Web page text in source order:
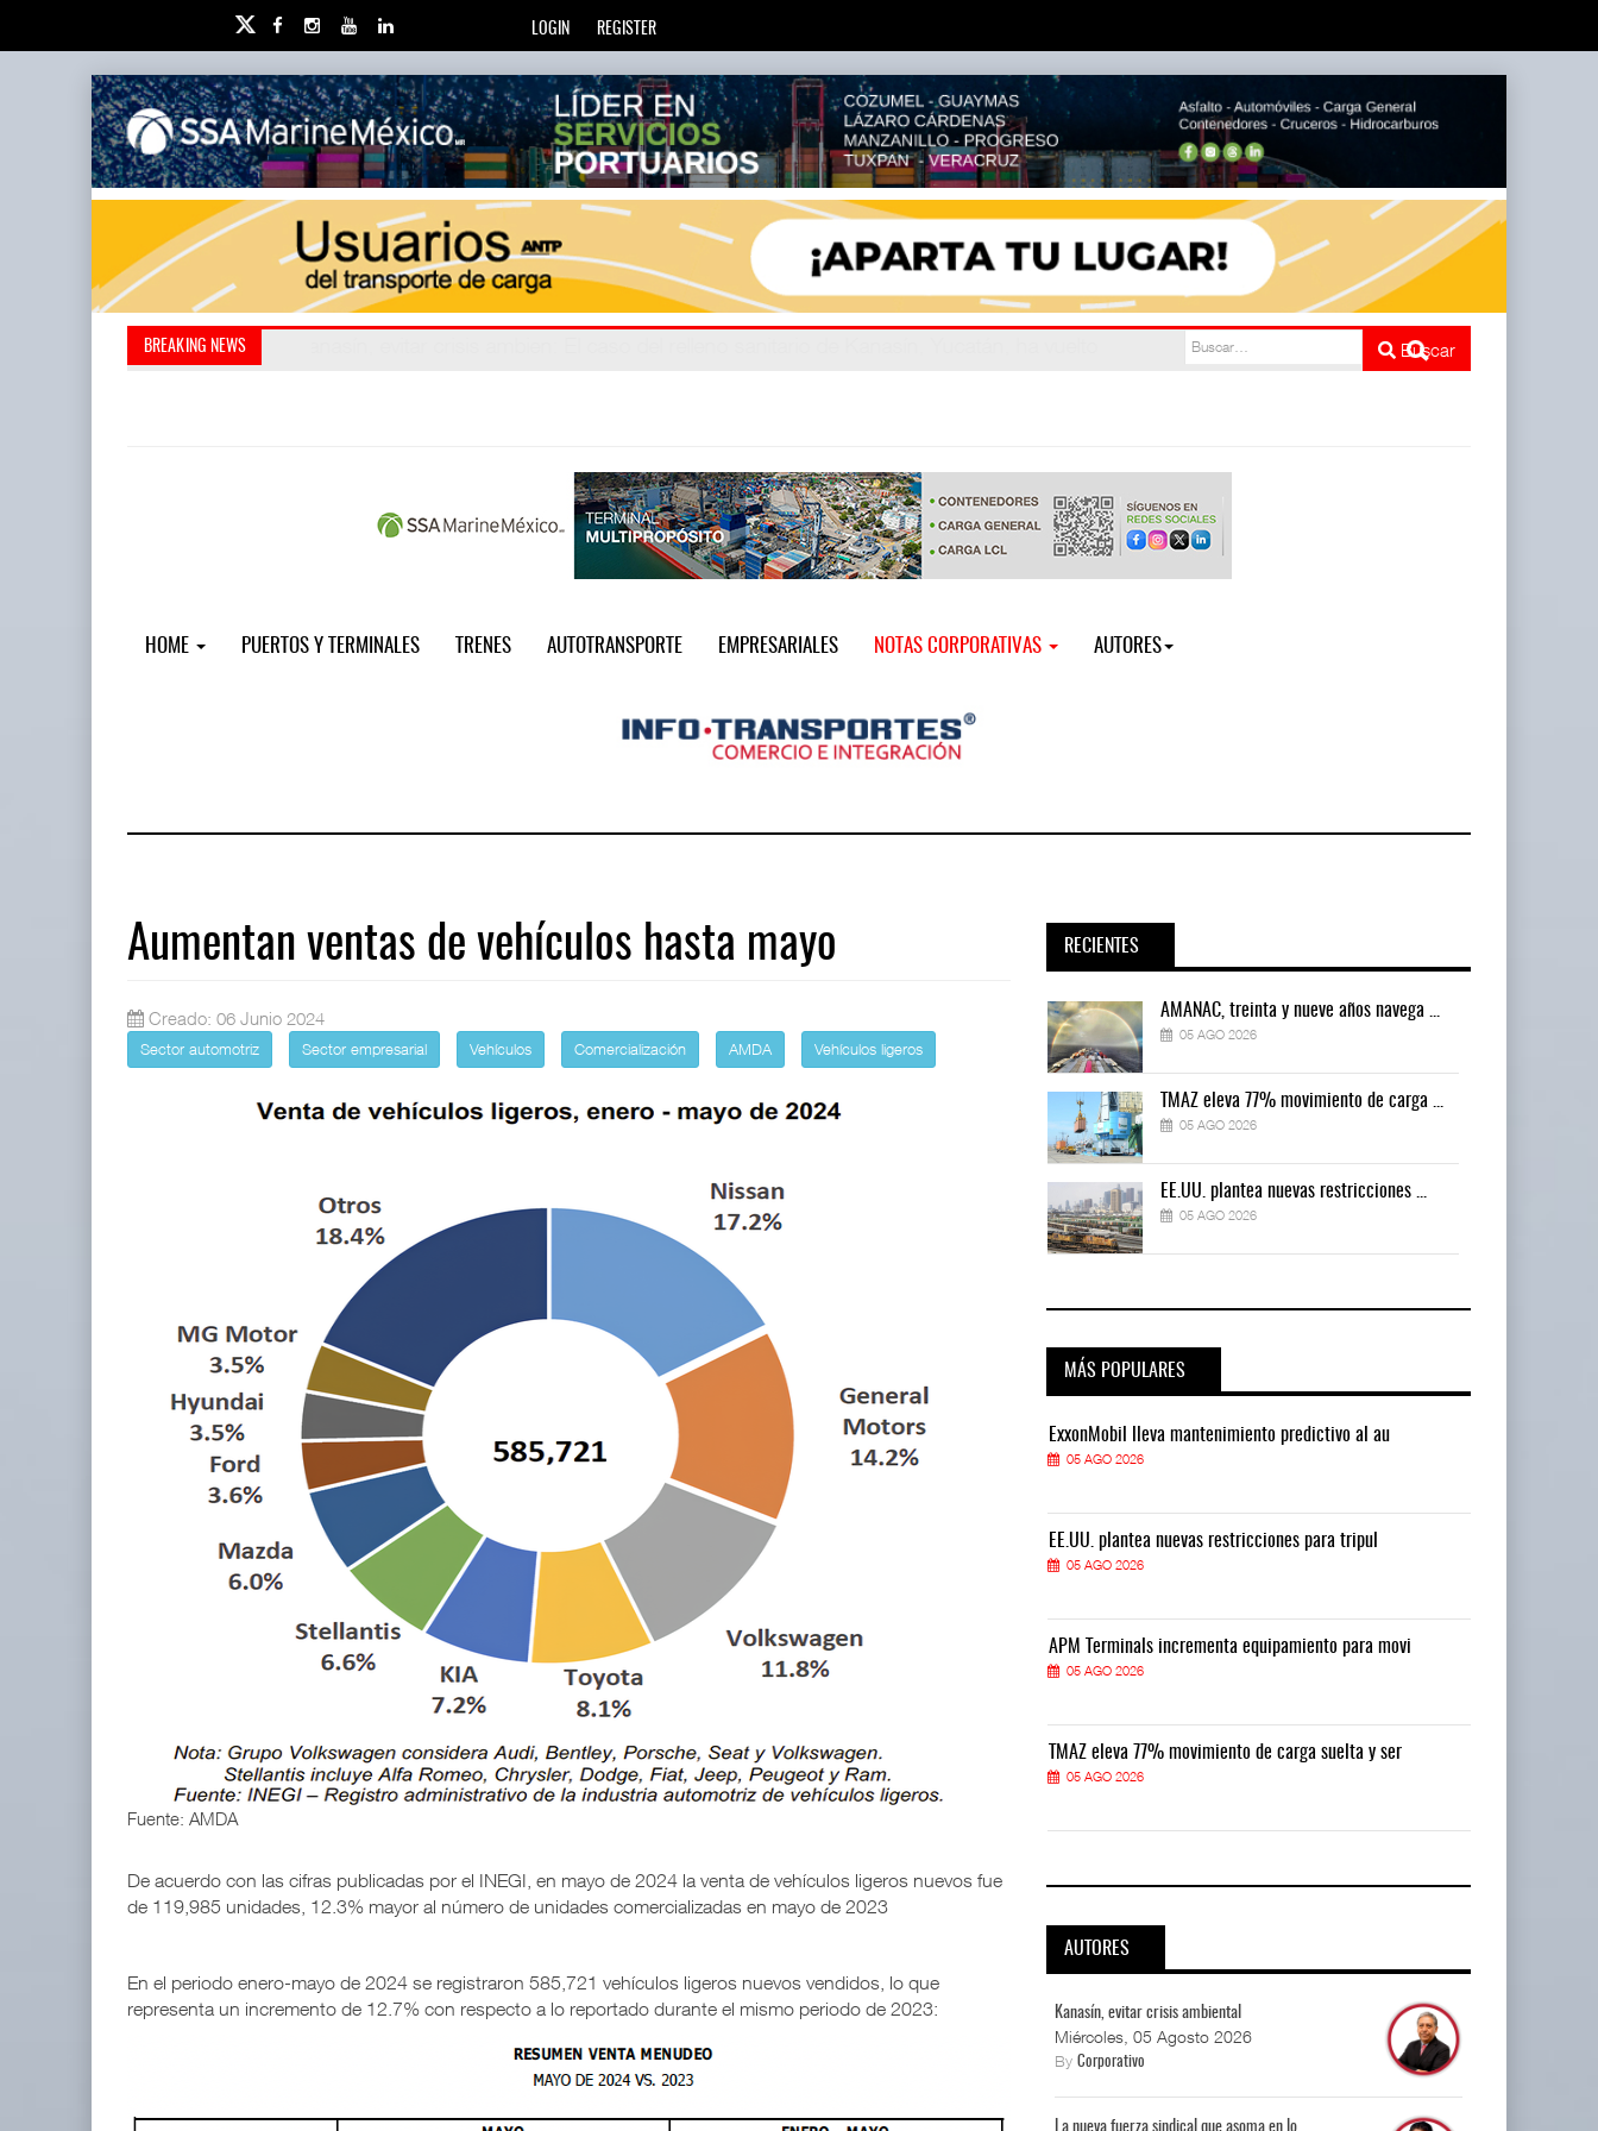
LOGIN REGISTER
BREAKING NEWS Buscar
HOME PUERTOS Y TERMINALES TRENES AUTOTRANSPORTE EMPRESARIALES NOTAS CORPORATIVAS AUTORES
Aumentan ventas de vehículos hasta mayo
Creado: 06 Junio 2024
Sector automotriz Sector empresarial Vehículos Comercialización AMDA Vehículos ligeros
Fuente: AMDA
De acuerdo con las cifras publicadas por el INEGI, en mayo de 2024 la venta de vehículos ligeros nuevos fue
de 119,985 unidades, 12.3% mayor al número de unidades comercializadas en mayo de 2023
En el periodo enero-mayo de 2024 se registraron 585,721 vehículos ligeros nuevos vendidos, lo que
representa un incremento de 12.7% con respecto a lo reportado durante el mismo periodo de 2023:
RECIENTES
AMANAC, treinta y nueve años navega ...
05 AGO 2026
TMAZ eleva 77% movimiento de carga ...
05 AGO 2026
05 AGO 2026
05 AGO 2026
TMAZ eleva 77% movimiento de carga ...
05 AGO 2026
EE.UU. plantea nuevas restricciones ...
05 AGO 2026
AMANAC, treinta y nueve años navega ...
05 AGO 2026
TMAZ eleva 77% movimiento de carga ...
05 AGO 2026
EE.UU. plantea nuevas restricciones ...
05 AGO 2026
MÁS POPULARES
ExxonMobil lleva mantenimiento predictivo al au
05 AGO 2026
EE.UU. plantea nuevas restricciones para tripul
APM Terminals incrementa equipamiento para movi
TMAZ eleva 77% movimiento de carga suelta y ser
05 AGO 2026
ExxonMobil lleva mantenimiento predictivo al au
05 AGO 2026
EE.UU. plantea nuevas restricciones para tripul
05 AGO 2026
APM Terminals incrementa equipamiento para movi
05 AGO 2026
TMAZ eleva 77% movimiento de carga suelta y ser
05 AGO 2026
ExxonMobil lleva mantenimiento predictivo al au
05 AGO 2026
EE.UU. plantea nuevas restricciones para tripul
05 AGO 2026
APM Terminals incrementa equipamiento para movi
05 AGO 2026
TMAZ eleva 77% movimiento de carga suelta y ser
05 AGO 2026
AUTORES
Kanasín, evitar crisis ambiental
Miércoles, 05 Agosto 2026
ByCorporativo
La nueva fuerza sindical que asoma en lo...